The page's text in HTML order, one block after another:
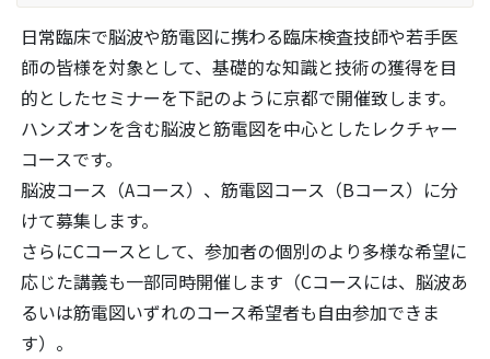
日常臨床で脳波や筋電図に携わる臨床検査技師や若手医
師の皆様を対象として、基礎的な知識と技術の獲得を目
的としたセミナーを下記のように京都で開催致します。
ハンズオンを含む脳波と筋電図を中心としたレクチャー
コースです。
脳波コース（Aコース）、筋電図コース（Bコース）に分
けて募集します。
さらにCコースとして、参加者の個別のより多様な希望に
応じた講義も一部同時開催します（Cコースには、脳波あ
るいは筋電図いずれのコース希望者も自由参加できま
す）。